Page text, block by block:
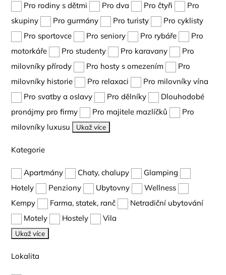
Pro rodiny s dětmi Pro dva Pro čtyři
Pro
skupiny
Pro gurmány Pro turisty
Pro cyklisty
Pro sportovce
Pro seniory Pro rybáře
Pro
motorkáře
Pro studenty Pro karavany
Pro
milovníky přírody
Pro hosty s omezením
Pro
milovníky historie
Pro relaxaci
Pro milovníky vína
Pro svatby a oslavy
Pro dělníky
Dlouhodobé
pronájmy pro firmy
Pro majitele mazlíčků
Pro
milovníky luxusu
Ukaž více
Kategorie
Apartmány Chaty, chalupy
Glamping
Hotely
Penziony Ubytovny
Wellness
Kempy
Farma, statek, ranč
Netradiční ubytování
Motely
Hostely Vila
Ukaž více
Lokalita